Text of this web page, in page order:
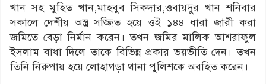
খান সহ মুহিত খান,মাহবুব সিকদার,ওবায়দুর খান শনিবার
সকালে দেশীয় অস্ত্র সজ্জিত হয়ে ওই ১৪৪ ধারা জারী করা
জমিতে বেড়া নির্মান করেন। তখন জমির মালিক আশরাফুল
ইসলাম বাধা দিলে তাকে বিভিন্ন প্রকার ভয়ভীতি দেন। তখন
তিনি নিরুপায় হয়ে লোহাগড়া থানা পুলিশকে অবহিত করেন।